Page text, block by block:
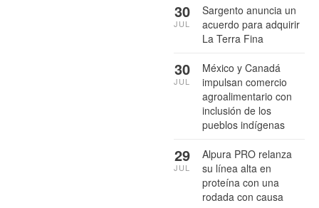
Sargento anuncia un
acuerdo para adquirir
La Terra Fina
30
JUL
México y Canadá
impulsan comercio
agroalimentario con
inclusión de los
pueblos indígenas
30
JUL
Alpura PRO relanza
su línea alta en
proteína con una
rodada con causa
29
JUL